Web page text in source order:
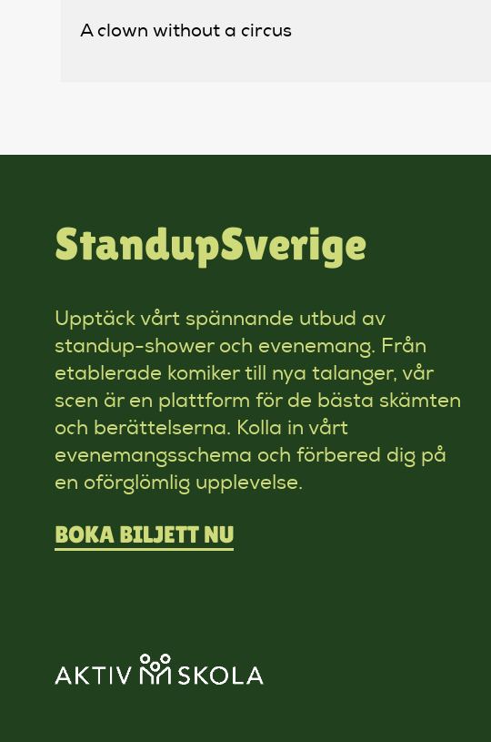
A clown without a circus
StandupSverige
Upptäck vårt spännande utbud av
standup-shower och evenemang. Från
etablerade komiker till nya talanger, vår
scen är en plattform för de bästa skämten
och berättelserna. Kolla in vårt
evenemangsschema och förbered dig på
en oförglömlig upplevelse.
BOKA BILJETT NU